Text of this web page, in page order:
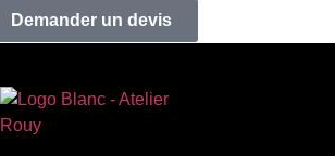
Demander un devis